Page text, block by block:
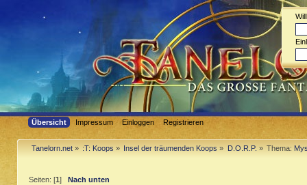
Übersicht Impressum Einloggen Registrieren
Tanelorn.net» :T: Koops » Insel der träumenden Koops » D.O.R.P. » Thema:
Seiten: [1] Nach unten